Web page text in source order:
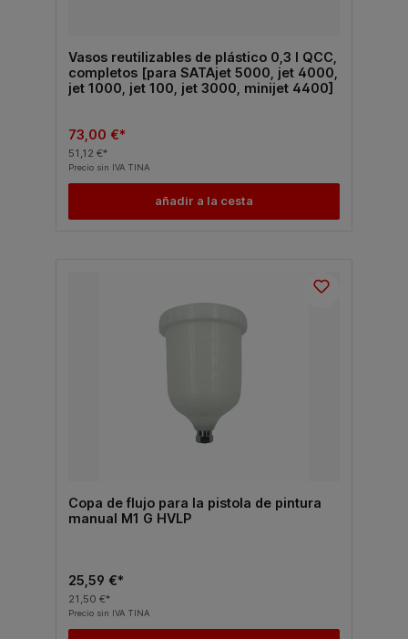
Vasos reutilizables de plástico 0,3 l QCC,
completos [para SATAjet 5000, jet 4000,
jet 1000, jet 100, jet 3000, minijet 4400]
73,00 €*
51,12 €*
Precio sin IVA TINA
añadir a la cesta
Copa de flujo para la pistola de pintura
manual M1 G HVLP
25,59 €*
21,50 €*
Precio sin IVA TINA